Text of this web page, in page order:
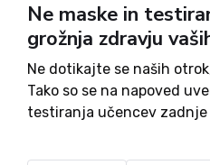
Ne maske in
grožnja zdravju
Ne dotikajte se naših
Tako so se na napoved
testiranja učencev
Otrok ne damo in pripravili